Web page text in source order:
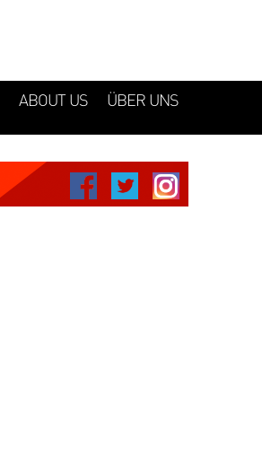
ABOUT US ÜBER UNS